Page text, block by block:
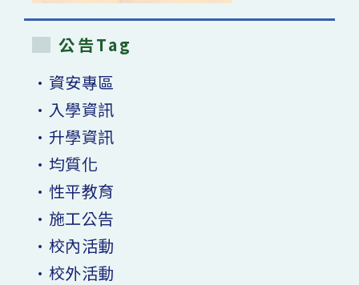
公告Tag
•資安專區
•入學資訊
•升學資訊
•均質化
•性平教育
•施工公告
•校內活動
•校外活動